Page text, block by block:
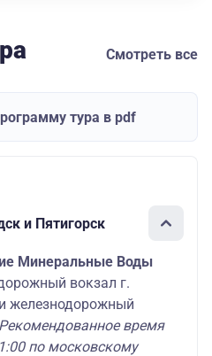
Смотреть все
тура в pdf
и Пятигорск
Минеральные Воды
вокзал г.
железнодорожный
Рекомендованное время
по московскому